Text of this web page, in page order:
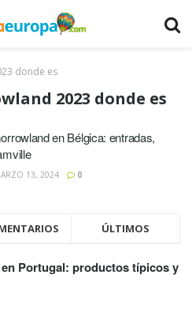
donde es
2023 donde es
en Bélgica: entradas,
13, 2024 0
ÚLTIMOS
Portugal: productos típicos y